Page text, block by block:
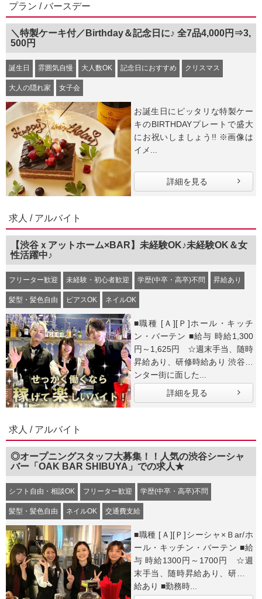
プラン / バースデー
＼特製ケーキ付／Birthday＆記念日に♪ 全7品4,000円⇒3,
500円
誕生日 雰囲気自慢 大人数OK 記念日におすすめ クリスマス
大人の隠れ家 女子会
お誕生日にピッタリな特製ケー
キのBIRTHDAYプレートで盛大
にお祝いしましょう!! ※画像は
イメ...
詳細を見る
求人 / アルバイト
【渋谷ｘアットホーム×BAR】未経験OK♪未経験OK＆女
性活躍中♪
フリーター歓迎 未経験・初心者歓迎 学歴(中卒・高卒)不問 昇給あり
髪型・髪色自由 ピアスOK ネイルOK
■職種 [Ａ][Ｐ]ホール・キッチ
ン・バーテン ■給与 時給1,300
円～1,625円 ☆週末手当、随時
昇給あり、研修時給あり 渋谷セ
ンター街に面した...
詳細を見る
求人 / アルバイト
◎オープニングスタッフ大募集！！人気の渋谷シーシャ
バー「OAK BAR SHIBUYA」での求人★
シフト自由・相談OK フリーター歓迎 学歴(中卒・高卒)不問
髪型・髪色自由 ネイルOK 交通費支給
■職種 [Ａ][Ｐ]シーシャ×Ｂar/ホ
ール・キッチン・バーテン ■給
与 時給1300円～1700円 ☆週
末手当、随時昇給あり、研修時
給あり ■勤務時...